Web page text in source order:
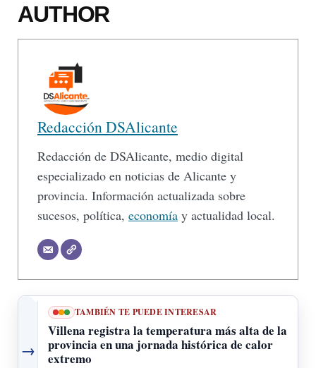
AUTHOR
Redacción DSAlicante
Redacción de DSAlicante, medio digital
especializado en noticias de Alicante y
provincia. Información actualizada sobre
sucesos, política, economía y actualidad local.
→
TAMBIÉN TE PUEDE INTERESAR
Villena registra la temperatura más alta de la
provincia en una jornada histórica de calor
extremo